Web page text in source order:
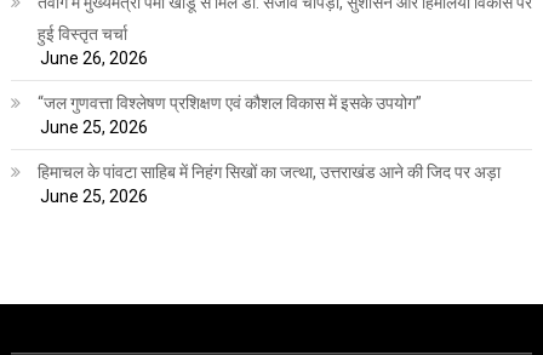
हुई विस्तृत चर्चा
June 26, 2026
“जल गुणवत्ता विश्लेषण प्रशिक्षण एवं कौशल विकास में इसके उपयोग”
June 25, 2026
हिमाचल के पांवटा साहिब में निहंग सिखों का जत्था, उत्तराखंड आने की जिद पर अड़ा
June 25, 2026